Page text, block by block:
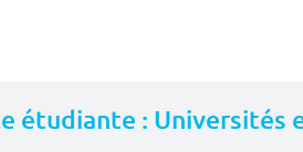
étudiante : Universités